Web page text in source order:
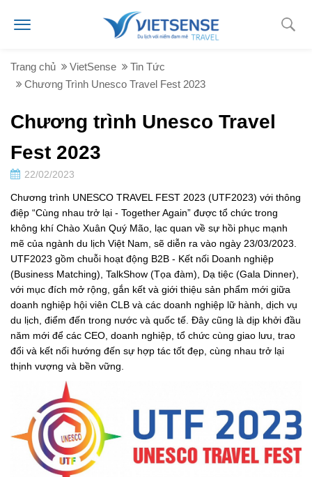
Trang chủ VietSense
Tin Tức
Chương Trình Unesco Travel Fest 2023
Chương trình Unesco Travel
Fest 2023
22/02/2023
Chương trình UNESCO TRAVEL FEST 2023 (UTF2023) với thông
điệp “Cùng nhau trở lại - Together Again” được tổ chức trong
không khí Chào Xuân Quý Mão, lạc quan về sự hồi phục mạnh
mẽ của ngành du lịch Việt Nam, sẽ diễn ra vào ngày 23/03/2023.
UTF2023 gồm chuỗi hoạt động B2B - Kết nối Doanh nghiệp
(Business Matching), TalkShow (Tọa đàm), Dạ tiệc (Gala Dinner),
với mục đích mở rộng, gắn kết và giới thiệu sản phẩm mới giữa
doanh nghiệp hội viên CLB và các doanh nghiệp lữ hành, dịch vụ
du lịch, điểm đến trong nước và quốc tế. Đây cũng là dịp khởi đầu
năm mới để các CEO, doanh nghiệp, tổ chức cùng giao lưu, trao
đổi và kết nối hướng đến sự hợp tác tốt đẹp, cùng nhau trở lại
thịnh vượng và bền vững.